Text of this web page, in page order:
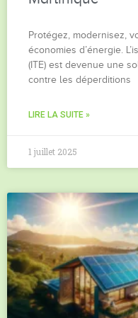
Protégez, modernisez,
économies d’énergie.
(ITE) est devenue une
contre les déperditions
LIRE LA SUITE »
1 juillet 2025